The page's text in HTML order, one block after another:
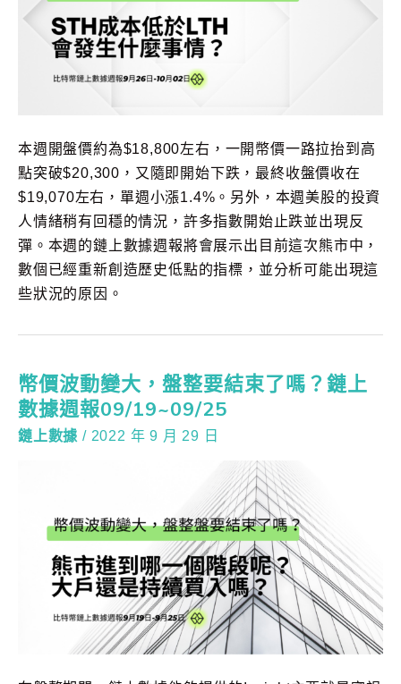
本週開盤價約為$18,800左右，一開幣價一路拉抬到高
點突破$20,300，又隨即開始下跌，最終收盤價收在
$19,070左右，單週小漲1.4%。另外，本週美股的投資
人情緒稍有回穩的情況，許多指數開始止跌並出現反
彈。本週的鏈上數據週報將會展示出目前這次熊市中，
數個已經重新創造歷史低點的指標，並分析可能出現這
些狀況的原因。
幣價波動變大，盤整要結束了嗎？鏈上
數據週報09/19~09/25
鏈上數據 / 2022 年 9 月 29 日